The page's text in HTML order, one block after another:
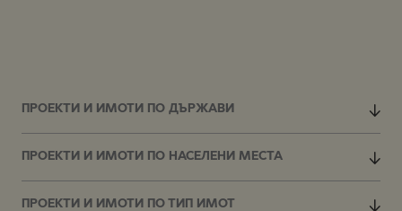
ПРОЕКТИ И ИМОТИ ПО ДЪРЖАВИ
ПРОЕКТИ И ИМОТИ ПО НАСЕЛЕНИ МЕСТА
ПРОЕКТИ И ИМОТИ ПО ТИП ИМОТ